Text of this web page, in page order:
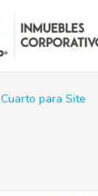
Cuarto para Site